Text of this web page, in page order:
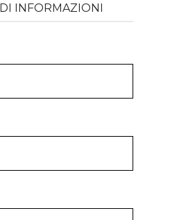
INFORMAZIONI